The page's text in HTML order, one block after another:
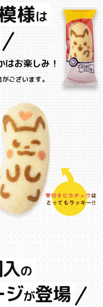
様は
はお楽しみ！
ございます。
の
ジが登場